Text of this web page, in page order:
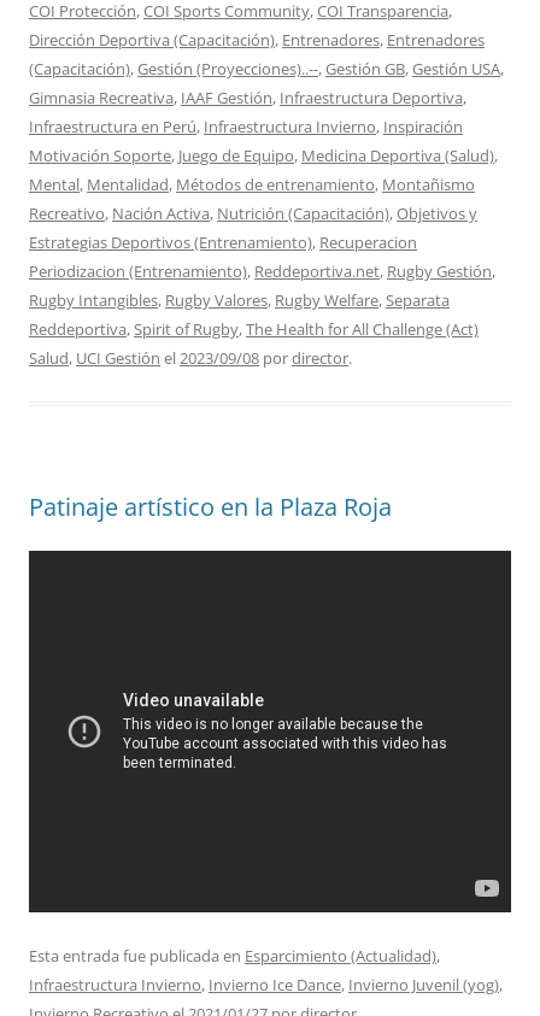
COI Protección,COI Sports Community,COI Transparencia,
Dirección Deportiva (Capacitación), Entrenadores, Entrenadores
(Capacitación),Gestión (Proyecciones)..--,Gestión GB,Gestión USA,
Gimnasia Recreativa, IAAF Gestión, Infraestructura Deportiva,
Infraestructura en Perú, Infraestructura Invierno, Inspiración
Motivación Soporte, Juego de Equipo, Medicina Deportiva (Salud),
Mental, Mentalidad, Métodos de entrenamiento, Montañismo
Recreativo, Nación Activa, Nutrición (Capacitación),Objetivos y
Estrategias Deportivos (Entrenamiento), Recuperacion
Periodizacion (Entrenamiento), Reddeportiva.net, Rugby Gestión,
Rugby Intangibles, Rugby Valores, Rugby Welfare,Separata
Reddeportiva,Spirit of Rugby,The Health for All Challenge (Act)
Salud, UCI Gestión el2023/09/08 pordirector.
Patinaje artístico en la Plaza Roja
Esta entrada fue publicada en Esparcimiento (Actualidad),
Infraestructura Invierno, Invierno Ice Dance, Invierno Juvenil (yog),